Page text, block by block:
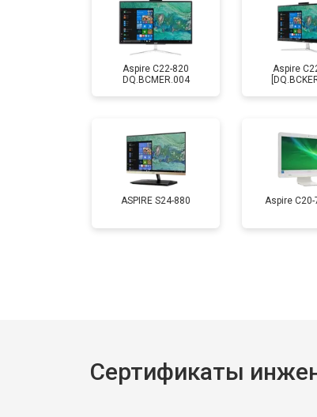
Aspire C22-820
DQ.BCMER.004
Aspire
ASPIRE S24-880 Aspire C20-
Сертификаты